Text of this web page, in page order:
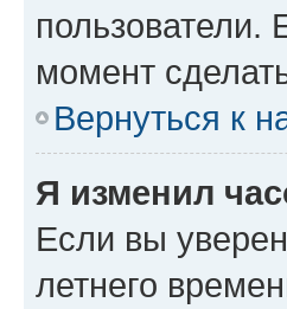
пользователи.
момент
Вернуться к
Я изменил
Если вы
летнего